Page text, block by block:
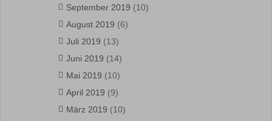
September 2019 (10)
August 2019 (6)
Juli 2019 (13)
Juni 2019 (14)
Mai 2019 (10)
April 2019 (9)
März 2019 (10)